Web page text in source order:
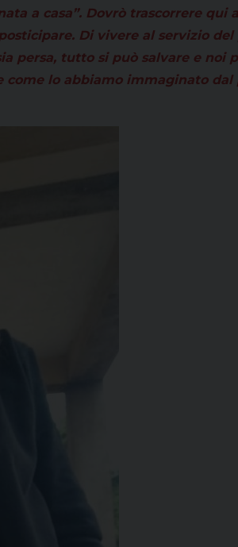
a casa”. Dovrò trascorrere
Di vivere al servizio del
persa, tutto si può salvare e noi
come lo abbiamo immaginato